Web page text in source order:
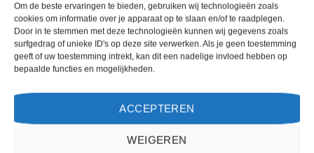
Om de beste ervaringen te bieden, gebruiken wij technologieën zoals
cookies om informatie over je apparaat op te slaan en/of te raadplegen.
Door in te stemmen met deze technologieën kunnen wij gegevens zoals
surfgedrag of unieke ID's op deze site verwerken. Als je geen toestemming
geeft of uw toestemming intrekt, kan dit een nadelige invloed hebben op
bepaalde functies en mogelijkheden.
ACCEPTEREN
WEIGEREN